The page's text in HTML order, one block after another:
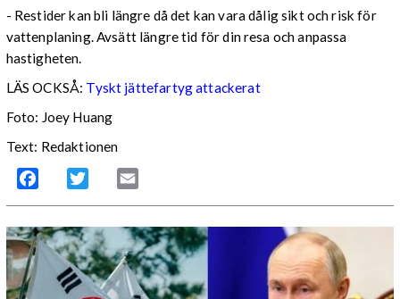
- Restider kan bli längre då det kan vara dålig sikt och risk för
vattenplaning. Avsätt längre tid för din resa och anpassa
hastigheten.
LÄS OCKSÅ: Tyskt jättefartyg attackerat
Foto: Joey Huang
Text: Redaktionen
Facebook Twitter